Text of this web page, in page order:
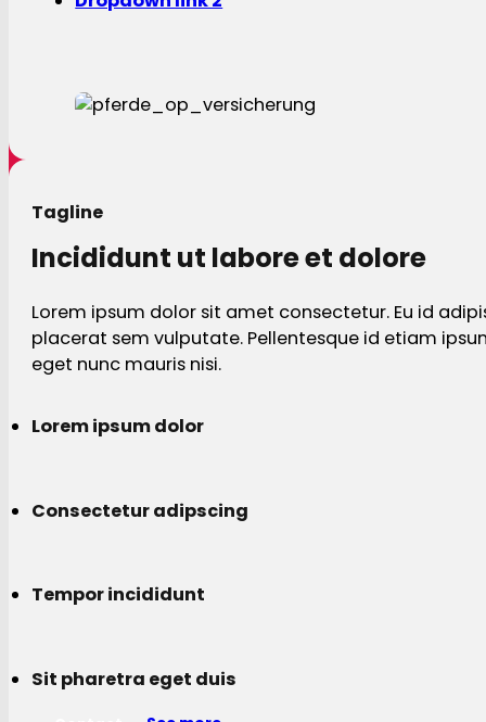
Tagline
Incididunt ut labore et dolore
Lorem ipsum dolor sit amet consectetur. Eu id
placerat sem vulputate. Pellentesque id etiam
eget nunc mauris nisi.
Lorem ipsum dolor
Consectetur adipscing
Tempor incididunt
Sit pharetra eget duis